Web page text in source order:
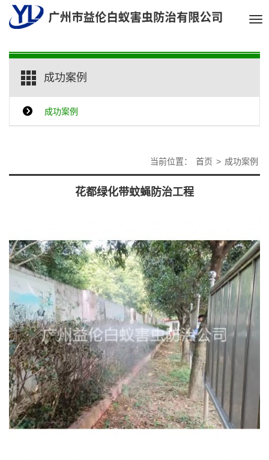
成功案例
成功案例
当前位置： 首页 > 成功案例
花都绿化带蚊蝇防治工程